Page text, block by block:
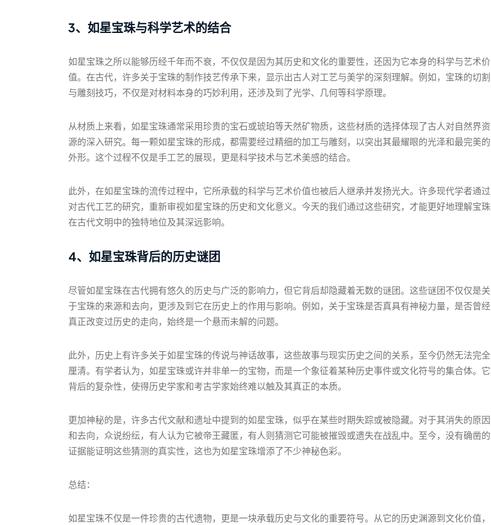
3、如星宝珠与科学艺术的结合
如星宝珠之所以能够历经千年而不衰，不仅仅是因为其历史和文化的重要性，还因为它本身的科学与艺术价
值。在古代，许多关于宝珠的制作技艺传承下来，显示出古人对工艺与美学的深刻理解。例如，宝珠的切割
与雕刻技巧，不仅是对材料本身的巧妙利用，还涉及到了光学、几何等科学原理。
从材质上来看，如星宝珠通常采用珍贵的宝石或琥珀等天然矿物质，这些材质的选择体现了古人对自然界资
源的深入研究。每一颗如星宝珠的形成，都需要经过精细的加工与雕刻，以突出其最耀眼的光泽和最完美的
外形。这个过程不仅是手工艺的展现，更是科学技术与艺术美感的结合。
此外，在如星宝珠的流传过程中，它所承载的科学与艺术价值也被后人继承并发扬光大。许多现代学者通过
对古代工艺的研究，重新审视如星宝珠的历史和文化意义。今天的我们通过这些研究，才能更好地理解宝珠
在古代文明中的独特地位及其深远影响。
4、如星宝珠背后的历史谜团
尽管如星宝珠在古代拥有悠久的历史与广泛的影响力，但它背后却隐藏着无数的谜团。这些谜团不仅仅是关
于宝珠的来源和去向，更涉及到它在历史上的作用与影响。例如，关于宝珠是否真具有神秘力量，是否曾经
真正改变过历史的走向，始终是一个悬而未解的问题。
此外，历史上有许多关于如星宝珠的传说与神话故事，这些故事与现实历史之间的关系，至今仍然无法完全
厘清。有学者认为，如星宝珠或许并非单一的宝物，而是一个象征着某种历史事件或文化符号的集合体。它
背后的复杂性，使得历史学家和考古学家始终难以触及其真正的本质。
更加神秘的是，许多古代文献和遗址中提到的如星宝珠，似乎在某些时期失踪或被隐藏。对于其消失的原因
和去向，众说纷纭，有人认为它被帝王藏匿，有人则猜测它可能被摧毁或遗失在战乱中。至今，没有确凿的
证据能证明这些猜测的真实性，这也为如星宝珠增添了不少神秘色彩。
总结：
如星宝珠不仅是一件珍贵的古代遗物，更是一块承载历史与文化的重要符号。从它的历史渊源到文化价值，